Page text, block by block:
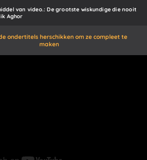
van video.: De grootste wiskundige die nooit
Aghor
ondertitels herschikken om ze compleet te
maken